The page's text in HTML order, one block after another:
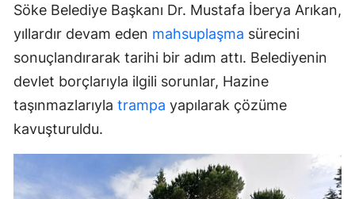
Söke Belediye Başkanı Dr. Mustafa İberya Arıkan,
yıllardır devam eden mahsuplaşma sürecini
sonuçlandırarak tarihi bir adım attı. Belediyenin
devlet borçlarıyla ilgili sorunlar, Hazine
taşınmazlarıyla trampa yapılarak çözüme
kavuşturuldu.